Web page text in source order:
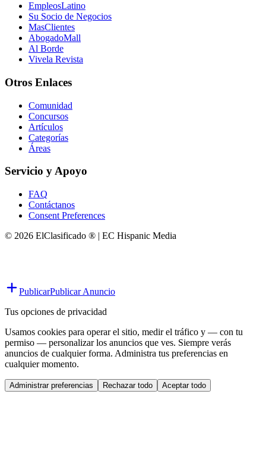
EmpleosLatino
Su Socio de Negocios
MasClientes
AbogadoMall
Al Borde
Vivela Revista
Otros Enlaces
Comunidad
Concursos
Artículos
Categorías
Áreas
Servicio y Apoyo
FAQ
Contáctanos
Consent Preferences
© 2026 ElClasificado ® | EC Hispanic Media
PublicarPublicar Anuncio
Tus opciones de privacidad
Usamos cookies para operar el sitio, medir el tráfico y — con tu
permiso — personalizar los anuncios que ves. Siempre verás
anuncios de cualquier forma. Administra tus preferencias en
cualquier momento.
Administrar preferencias Rechazar todo Aceptar todo